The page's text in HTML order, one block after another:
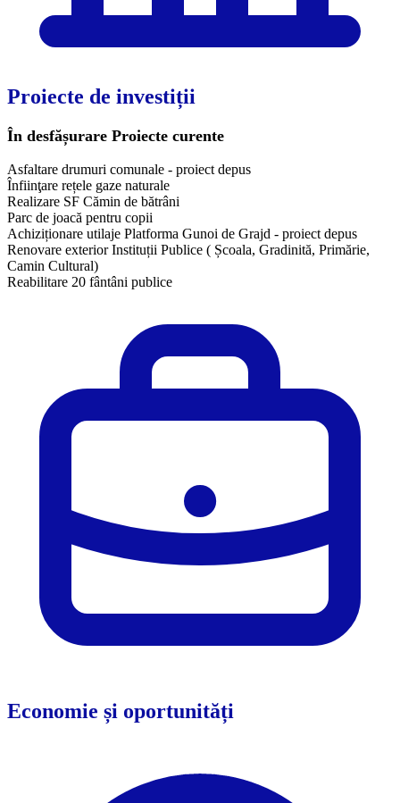
Proiecte de investiții
În desfășurare Proiecte curente
Asfaltare drumuri comunale - proiect depus
Înfiinţare rețele gaze naturale
Realizare SF Cămin de bătrâni
Parc de joacă pentru copii
Achiziționare utilaje Platforma Gunoi de Grajd - proiect depus
Renovare exterior Instituții Publice ( Școala, Gradinită, Primărie,
Camin Cultural)
Reabilitare 20 fântâni publice
Economie și oportunități